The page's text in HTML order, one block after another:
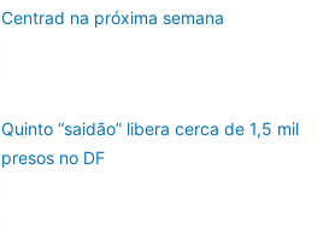
Centrad na próxima semana
Quinto “saidão” libera cerca de 1,5 mil
presos no DF